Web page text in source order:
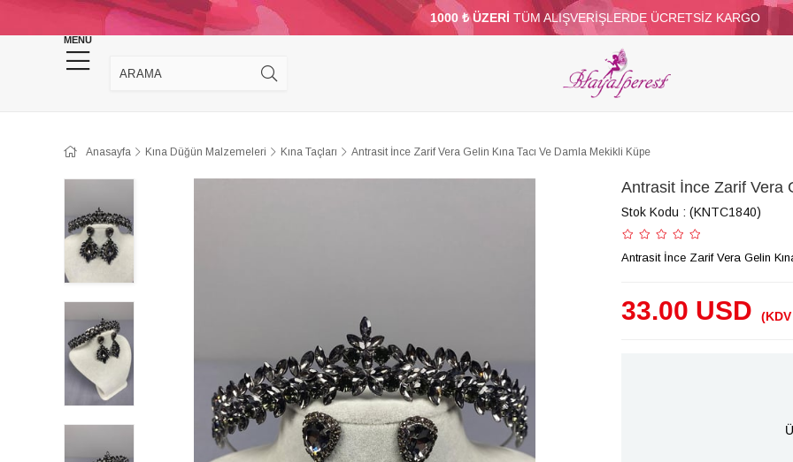
1000 ₺ ÜZERİ TÜM ALIŞVERİŞLERDE ÜCRETSİZ KARGO
MENU
KINA DÜĞÜN MALZEMELERİ TAKI MALZEMELERİ PARTİ VE SÜS MALZEMELERİ TÜY BONCUKLAR
TOPTAN DİĞER
Anasayfa Kına Düğün Malzemeleri Kına Taçları Antrasit İnce Zarif Vera Gelin Kına Tacı Ve Damla Mekikli Küpe
Antrasit İnce Zarif Vera
Stok Kodu (KNTC1840)
Antrasit İnce Zarif Vera Gelin
33.00 USD